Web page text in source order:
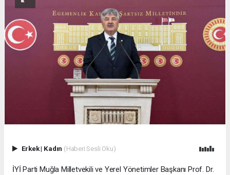
Erkek| Kadın (Haberi Sesli Oku)
İYİ Parti Muğla Milletvekili ve Yerel Yönetimler Başkanı Prof. Dr.